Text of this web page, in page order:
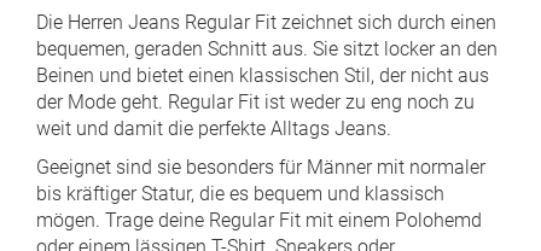
Die Herren Jeans Regular Fit zeichnet sich durch einen
bequemen, geraden Schnitt aus. Sie sitzt locker an den
Beinen und bietet einen klassischen Stil, der nicht aus
der Mode geht. Regular Fit ist weder zu eng noch zu
weit und damit die perfekte Alltags Jeans.
Geeignet sind sie besonders für Männer mit normaler
bis kräftiger Statur, die es bequem und klassisch
mögen. Trage deine Regular Fit mit einem Polohemd
oder einem lässigen T-Shirt. Sneakers oder